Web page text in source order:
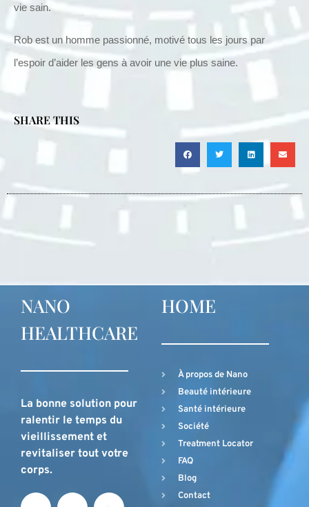
vie sain.
Rob est un homme passionné, motivé tous les jours par
l’espoir d’aider les gens à avoir une vie plus saine.
SHARE THIS
NANO
HEALTHCARE
La bonne solution pour
ralentir le temps du
vieillissement et
revitaliser tout votre
corps.
HOME
À propos de Nano
Beauté intérieure
Santé intérieure
Société
Treatment Locator
FAQ
Blog
Contact